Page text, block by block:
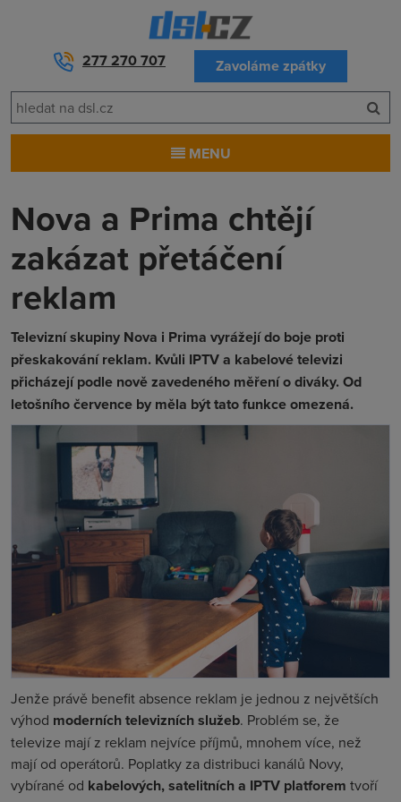
277 270 707 Zavoláme zpátky
MENU
Nova a Prima chtějí
zakázat přetáčení
reklam
Televizní skupiny Nova i Prima vyrážejí do boje proti
přeskakování reklam. Kvůli IPTV a kabelové televizi
přicházejí podle nově zavedeného měření o diváky. Od
letošního července by měla být tato funkce omezená.
Jenže právě benefit absence reklam je jednou z největších
výhod moderních televizních služeb. Problém se, že
televize mají z reklam nejvíce příjmů, mnohem více, než
mají od operátorů. Poplatky za distribuci kanálů Novy,
vybírané od kabelových, satelitních a IPTV platforem tvoří